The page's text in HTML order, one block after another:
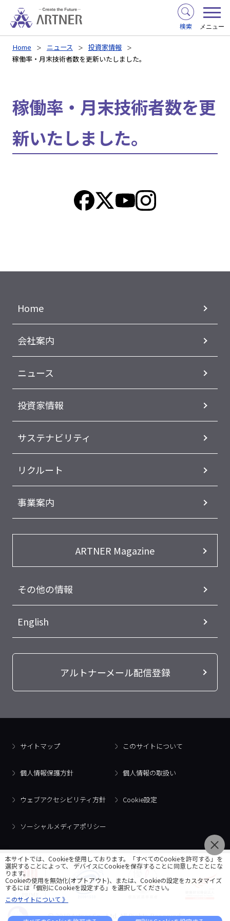
検索 メニュー
Home ニュース
投資家情報
稼働率・月末技術者数を更新いたしました。
稼働率・月末技術者数を更
新いたしました。
Home
会社案内
ニュース
投資家情報
サステナビリティ
リクルート
事業案内
ARTNER Magazine
その他の情報
English
アルトナーメール配信登録
サイトマップ このサイトについて
個人情報保護方針 個人情報の取扱い
ウェブアクセシビリティ方針 Cookie設定
ソーシャルメディアポリシー
© 2018 Artner Co., Ltd. All Rights Reserved.
本サイトでは、Cookieを使用しております。「すべてのCookieを許可する」を
選択することによって、 デバイスにCookieを保存することに同意したことにな
ります。
Cookieの使用を無効化(オプトアウト)、または、Cookieの設定をカスタマイズ
するには「個別にCookieを設定する」を選択してください。
このサイトについて 》